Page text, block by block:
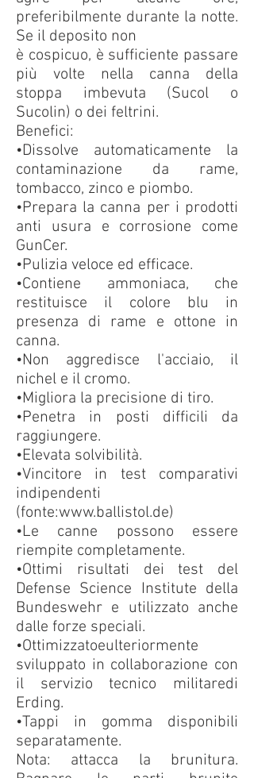
preferibilmente durante la notte.
Se il deposito non
è cospicuo, è sufficiente passare
più volte nella canna della
stoppa imbevuta (Sucol o
Sucolin) o dei feltrini.
Benefici:
•Dissolve automaticamente la
contaminazione da rame,
tombacco, zinco e piombo.
•Prepara la canna per i prodotti
anti usura e corrosione come
GunCer.
•Pulizia veloce ed efficace.
•Contiene ammoniaca, che
restituisce il colore blu in
presenza di rame e ottone in
canna.
•Non aggredisce l'acciaio, il
nichel e il cromo.
•Migliora la precisione di tiro.
•Penetra in posti difficili da
raggiungere.
•Elevata solvibilità.
•Vincitore in test comparativi
indipendenti
(fonte:www.ballistol.de)
•Le canne possono essere
riempite completamente.
•Ottimi risultati dei test del
Defense Science Institute della
Bundeswehr e utilizzato anche
dalle forze speciali.
•Ottimizzatoeulteriormente
sviluppato in collaborazione con
il servizio tecnico militaredi
Erding.
•Tappi in gomma disponibili
separatamente.
Nota: attacca la brunitura.